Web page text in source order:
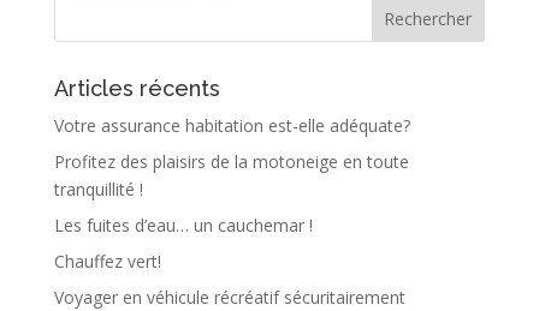
Articles récents
Votre assurance habitation est-elle adéquate?
Profitez des plaisirs de la motoneige en toute
tranquillité !
Les fuites d’eau… un cauchemar !
Chauffez vert!
Voyager en véhicule récréatif sécuritairement